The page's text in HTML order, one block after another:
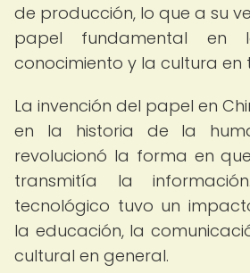
de producción, lo que a su
papel fundamental en
conocimiento y la cultura en
La invención del papel en
en la historia de la
revolucionó la forma en
transmitía la
tecnológico tuvo un
la educación, la
cultural en general.